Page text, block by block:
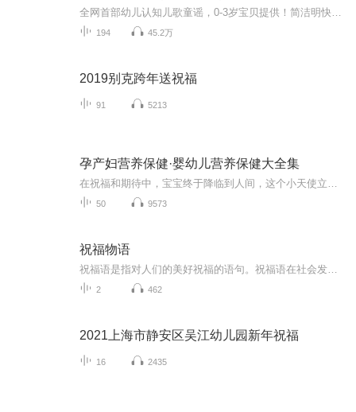
194 45.2万
2019别克跨年送祝福
91 5213
孕产妇营养保健·婴幼儿营养保健大全集
50 9573
祝福物语
2 462
2021上海市静安区吴江幼儿园新年祝福
16 2435